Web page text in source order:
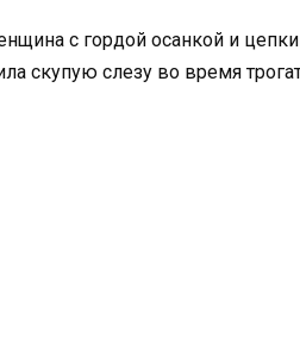
с гордой осанкой и
скупую слезу во время